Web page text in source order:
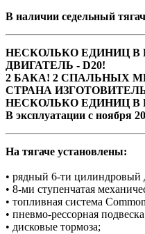
В наличии седельный
НЕСКОЛЬКО ЕДИНИЦ В
ДВИГАТЕЛЬ - D20!
2 БАКА! 2 СПАЛЬНЫХ
СТРАНА
НЕСКОЛЬКО ЕДИНИЦ В
В эксплуатации с ноября
На тягаче установлены:
• рядный 6-ти цилиндровый
• 8-ми ступенчатая
• топливная система
• пневмо-рессорная
• дисковые тормоза;